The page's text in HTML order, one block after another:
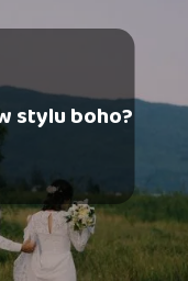
stylu boho?